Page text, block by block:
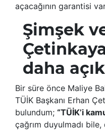
açacağının garantisi
Şimşek
daha
Bir süre önce Maliye
TÜİK Başkanı Erhan
bulundum; “TÜİK’i
çağrım duyulmadı